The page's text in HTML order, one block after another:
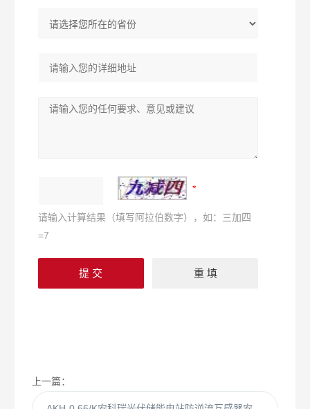
请输入计算结果（填写阿拉伯数字），如：三加四
=7
上一篇：